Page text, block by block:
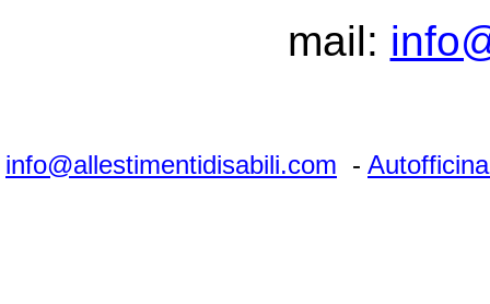
mail:
info@allestimentidisabili.com -